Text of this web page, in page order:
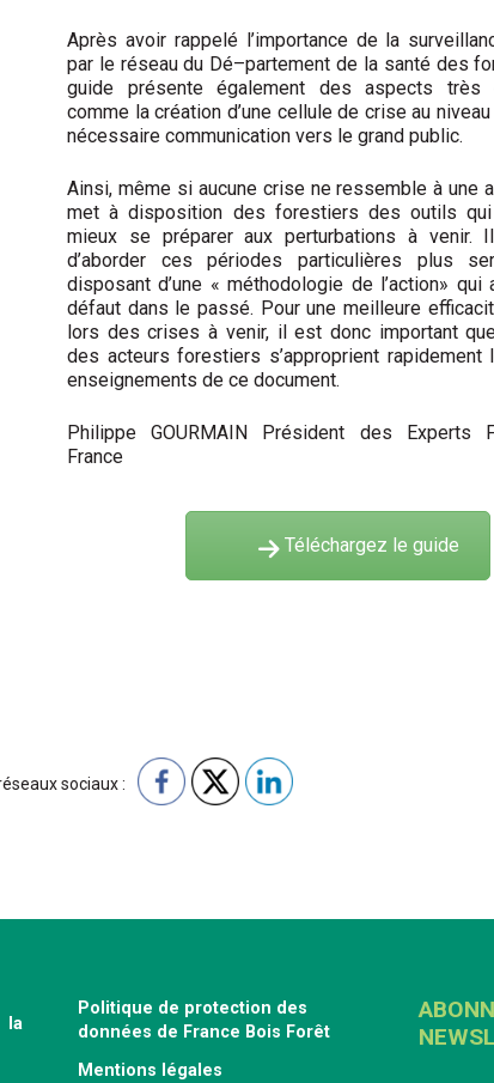
Après avoir rappelé l’importance de la
par le réseau du Dé–partement de la santé des
guide présente également des aspects très
comme la création d’une cellule de crise au
nécessaire communication vers le grand public.
Ainsi, même si aucune crise ne ressemble à une
met à disposition des forestiers des outils
mieux se préparer aux perturbations à venir.
d’aborder ces périodes particulières plus
disposantd’une « méthodologie de l’action»
défaut dans le passé. Pour unemeilleure
lors des crises à venir, il est donc important
des acteurs forestiers s’approprient rapidement
enseignements de ce document.
Philippe GOURMAIN Président des Experts
France
Téléchargez le guide
sociaux :
la
Politique de protection des
données de France Bois Forêt
Mentions légales